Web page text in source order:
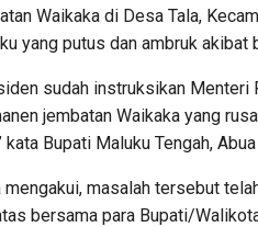
Waikaka di Desa Tala,
yang putus dan ambruk akibat
sudah instruksikan Menteri
jembatan Waikaka yang
kata Bupati Maluku Tengah,
mengakui, masalah tersebut
bersama para Bupati/